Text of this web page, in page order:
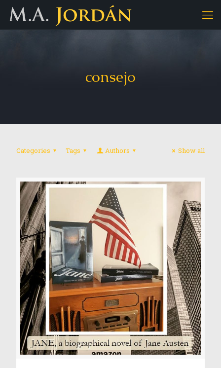
consejo
Categories Tags Authors Show all